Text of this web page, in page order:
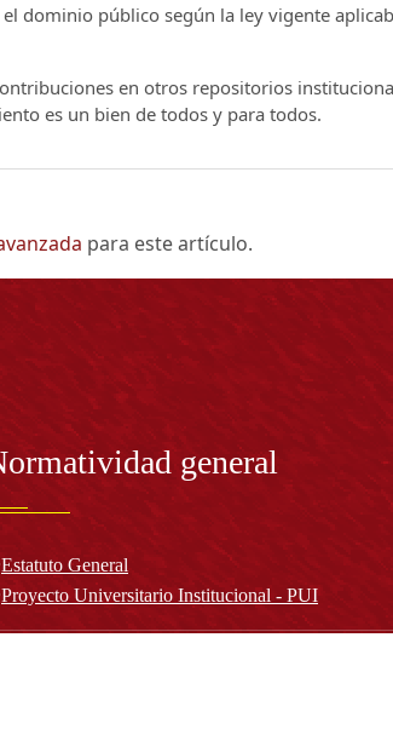
dominio público según la ley vigente
en otros repositorios
es un bien de todos y para todos.
para este artículo.
general
Estatuto General
Proyecto Universitario Institucional - PUI